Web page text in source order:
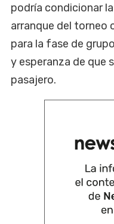
podría condicionar
arranque del torneo
para la fase de
y esperanza de que
pasajero.